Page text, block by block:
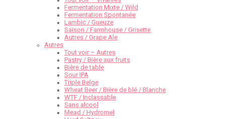
Fermentation Mixte / Wild
Fermentation Spontanée
Lambic / Gueuze
Saison / Farmhouse / Grisette
Autres / Grape Ale
Autres
Tout voir – Autres
Pastry / Bière aux fruits
Bière de table
Sour IPA
Triple Belge
Wheat Beer / Bière de blé / Blanche
WTF / Inclassable
Sans alcool
Mead / Hydromel